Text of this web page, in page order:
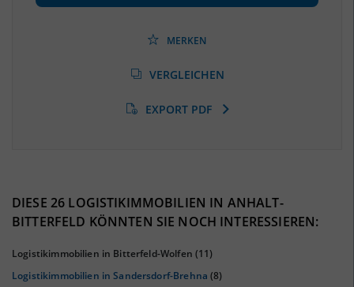
(Landkreis / Kreisfreie Stadt)
(Stand: 01/2020)
MERKEN
VERGLEICHEN
EXPORT PDF
DIESE 26 LOGISTIKIMMOBILIEN IN ANHALT-
BITTERFELD KÖNNTEN SIE NOCH INTERESSIEREN:
Logistikimmobilien in Bitterfeld-Wolfen (11)
Logistikimmobilien in Sandersdorf-Brehna (8)